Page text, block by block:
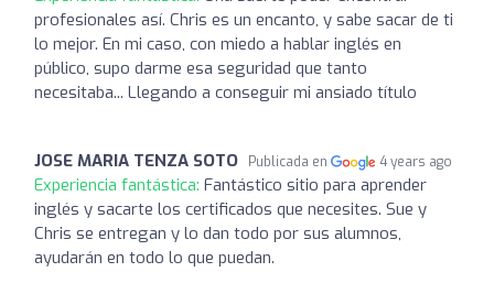
profesionales así. Chris es un encanto, y sabe sacar de ti
lo mejor. En mi caso, con miedo a hablar inglés en
público, supo darme esa seguridad que tanto
necesitaba... Llegando a conseguir mi ansiado título
JOSE MARIA TENZA SOTO Publicada en 4 years ago
Experiencia fantástica: Fantástico sitio para aprender
inglés y sacarte los certificados que necesites. Sue y
Chris se entregan y lo dan todo por sus alumnos,
ayudarán en todo lo que puedan.